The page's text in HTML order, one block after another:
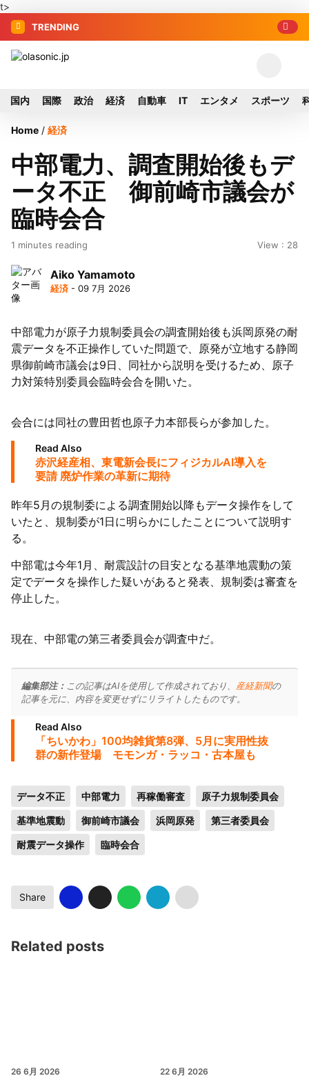
t>
TRENDING
国内 国際 政治 経済 自動車 IT エンタメ スポーツ
Home / 経済
中部電力、調査開始後もデ
ータ不正 御前崎市議会が
臨時会合
1 minutes reading View : 28
Aiko Yamamoto
経済 - 09 7月 2026
中部電力が原子力規制委員会の調査開始後も浜岡原発の耐
震データを不正操作していた問題で、原発が立地する静岡
県御前崎市議会は9日、同社から説明を受けるため、原子
力対策特別委員会臨時会合を開いた。
会合には同社の豊田哲也原子力本部長らが参加した。
Read Also
赤沢経産相、東電新会長にフィジカルAI導入を
要請 廃炉作業の革新に期待
昨年5月の規制委による調査開始以降もデータ操作をして
いたと、規制委が1日に明らかにしたことについて説明す
る。
中部電は今年1月、耐震設計の目安となる基準地震動の策
定でデータを操作した疑いがあると発表、規制委は審査を
停止した。
現在、中部電の第三者委員会が調査中だ。
編集部注： この記事はAIを使用して作成されており、 産経新聞の
記事を元に、内容を変更せずにリライトしたものです。
Read Also
「ちいかわ」100均雑貨第8弾、5月に実用性抜
群の新作登場 モモンガ・ラッコ・古本屋も
データ不正 中部電力 再稼働審査 原子力規制委員会
基準地震動 御前崎市議会 浜岡原発 第三者委員会
耐震データ操作 臨時会合
Share
Related posts
26 6月 2026 22 6月 2026